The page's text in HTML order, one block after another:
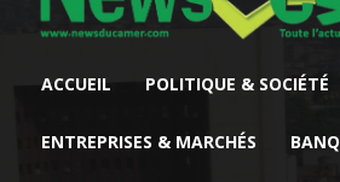
ACCUEIL POLITIQUE & SOCIÉTÉ
ENTREPRISES & MARCHÉS